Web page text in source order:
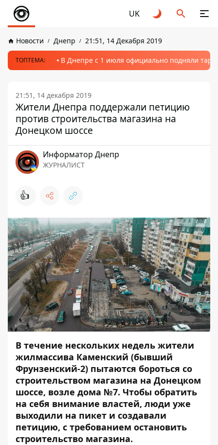
UK
Новости Днепр 21:51, 14 Декабря 2019
ТОПТЕМА: В Днепре с 1 июля официально подняли
21:51, 14 декабря 2019
Жители Днепра поддержали петицию
против строительства магазина на
Донецком шоссе
Информатор Днепр
ЖУРНАЛИСТ
👍
В течение нескольких недель жители
жилмассива Каменский (бывший
Фрунзенский-2) пытаются бороться со
строительством магазина на Донецком
шоссе, возле дома №7. Чтобы обратить
на себя внимание властей, люди уже
выходили на пикет и создавали
петицию, с требованием остановить
строительство магазина.